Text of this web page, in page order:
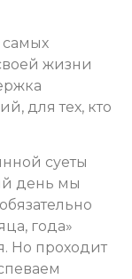
самых
жизни
для тех, кто
суеты
день мы
года»
Но проходит